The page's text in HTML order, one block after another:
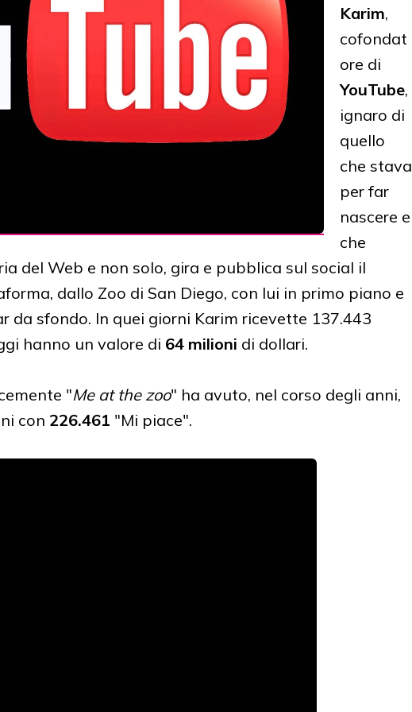
Karim,
cofondat
ore di
YouTube,
ignaro di
quello
che stava
per far
nascere e
che
del Web e non solo, gira e pubblica sul social il
dallo Zoo di San Diego, con lui in primo piano e
da sfondo. In quei giorni Karim ricevette 137.443
hanno un valore di 64 milioni di dollari.
"Me at the zoo" ha avuto, nel corso degli anni,
con 226.461 "Mi piace".